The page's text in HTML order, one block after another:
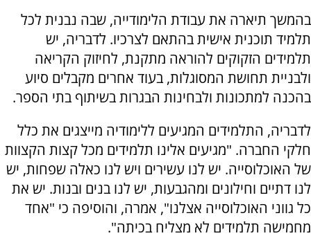
בהמשך תיארה את עבודת הלימודייה, שבה נבנית לכל
תלמיד תוכנית אישית בהתאם לצרכיו. לדבריה, יש
תלמידים הזקוקים להוראה מתקנת, לחיזוק הקריאה
ולבניית תחושת המסוגלות, בעוד אחרים מקבלים סיוע
בהכנה למתכונות ולבחינות הבגרות בשיתוף בתי הספר.
לדבריה, התלמידים המגיעים ללימודיה מייצגים את כלל
חלקי החברה. "מגיעים אלינו תלמידים מכל קצות הקצוות
של האוכלוסייה. יש לנו עשירים ויש לנו כאלה שפחות, יש
לנו דתיים וחילונים ומהגבעות, יש לנו בנים ובנות. יש את
כל גווני האוכלוסייה אצלנו", אמרה, והוסיפה כי "אחד
מחמישה תלמידים לא מצליח בכיתה".